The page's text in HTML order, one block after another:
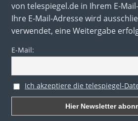
von telespiegel.de in Ihrem E-
Ihre E-Mail-Adresse wird
verwendet, eine Weitergabe
E-Mail:
Ich akzeptiere die telespiegel-